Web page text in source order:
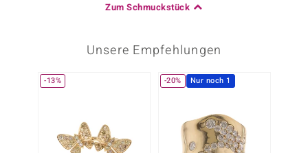
Zum Schmuckstück
Unsere Empfehlungen
-13% -20% Nur noch 1